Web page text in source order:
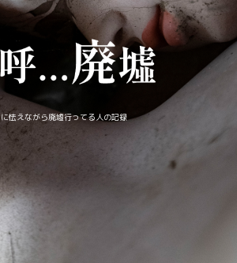
怯えながら廃墟行ってる人の記録